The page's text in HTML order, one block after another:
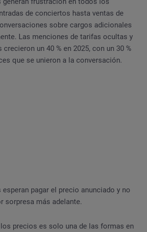
de conciertos hasta ventas de
sobre cargos adicionales
Las menciones de tarifas ocultas y
un 40 % en 2025, con un 30 %
que se unieron a la conversación.
pagar el precio anunciado y no
sorpresa más adelante.
precios es solo una de las formas en